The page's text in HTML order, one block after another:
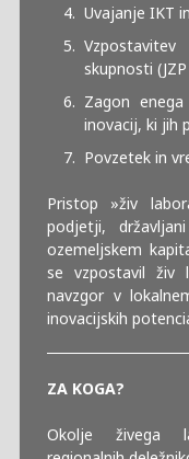
Uvajanje IKT
skupnosti
Zagon
inovacij, ki jih
Povzetek in
Pristop »živ
podjetji,
ozemeljskem
se vzpostavil živ
navzgor v
inovacijskih
ZA KOGA?
Okolje živega